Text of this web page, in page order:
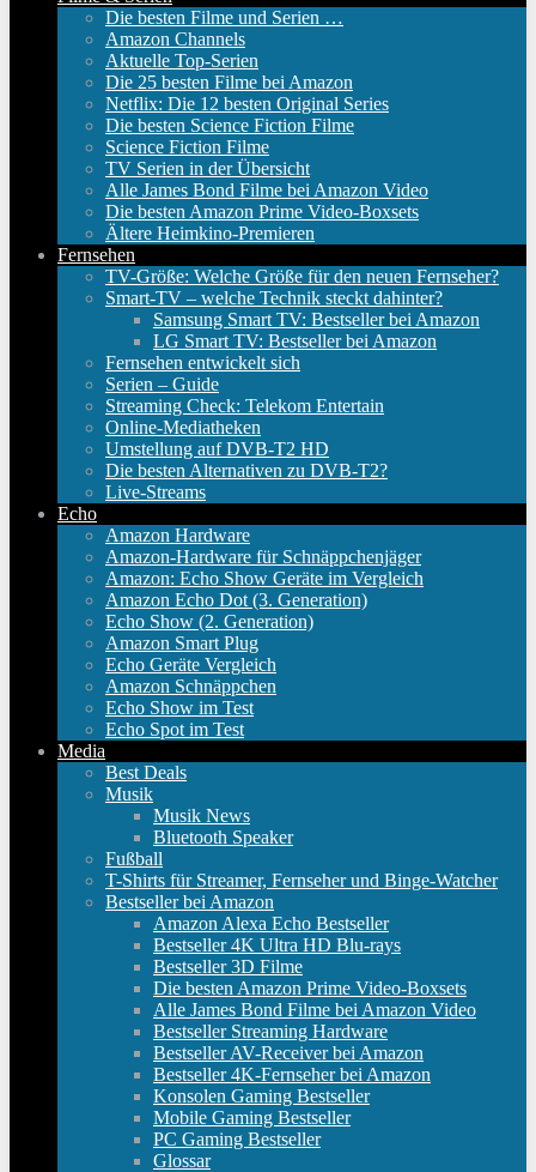
Die besten Filme und Serien …
Amazon Channels
Aktuelle Top-Serien
Die 25 besten Filme bei Amazon
Netflix: Die 12 besten Original Series
Die besten Science Fiction Filme
Science Fiction Filme
TV Serien in der Übersicht
Alle James Bond Filme bei Amazon Video
Die besten Amazon Prime Video-Boxsets
Ältere Heimkino-Premieren
Fernsehen
TV-Größe: Welche Größe für den neuen Fernseher?
Smart-TV – welche Technik steckt dahinter?
Samsung Smart TV: Bestseller bei Amazon
LG Smart TV: Bestseller bei Amazon
Fernsehen entwickelt sich
Serien – Guide
Streaming Check: Telekom Entertain
Online-Mediatheken
Umstellung auf DVB-T2 HD
Die besten Alternativen zu DVB-T2?
Live-Streams
Echo
Amazon Hardware
Amazon-Hardware für Schnäppchenjäger
Amazon: Echo Show Geräte im Vergleich
Amazon Echo Dot (3. Generation)
Echo Show (2. Generation)
Amazon Smart Plug
Echo Geräte Vergleich
Amazon Schnäppchen
Echo Show im Test
Echo Spot im Test
Media
Best Deals
Musik
Musik News
Bluetooth Speaker
Fußball
T-Shirts für Streamer, Fernseher und Binge-Watcher
Bestseller bei Amazon
Amazon Alexa Echo Bestseller
Bestseller 4K Ultra HD Blu-rays
Bestseller 3D Filme
Die besten Amazon Prime Video-Boxsets
Alle James Bond Filme bei Amazon Video
Bestseller Streaming Hardware
Bestseller AV-Receiver bei Amazon
Bestseller 4K-Fernseher bei Amazon
Konsolen Gaming Bestseller
Mobile Gaming Bestseller
PC Gaming Bestseller
Glossar